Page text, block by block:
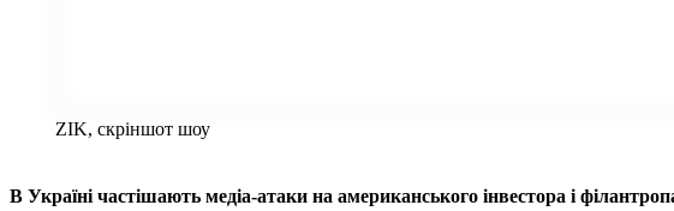
ZIK, скріншот шоу
В Україні частішають медіа-атаки на американського інвестора і